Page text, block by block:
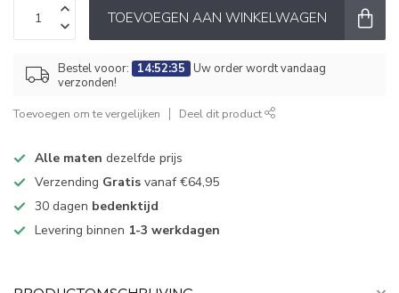
TOEVOEGEN AAN WINKELWAGEN
Bestel vooor: 14:52:34 Uw order wordt vandaag
verzonden!
Toevoegen om te vergelijken Deel dit product
Alle maten dezelfde prijs
Verzending Gratis vanaf €64,95
30 dagen bedenktijd
Levering binnen 1-3 werkdagen